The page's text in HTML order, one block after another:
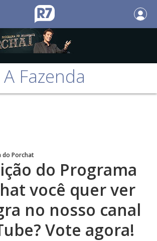
A Fazenda
do Porchat
do Programa
você quer ver
no nosso canal
Vote agora!